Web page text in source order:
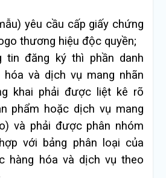
yêu cầu cấp giấy chứng
thương hiệu độc quyền;
tin đăng ký thì phần danh
hóa và dịch vụ mang nhãn
khai phải được liệt kê rõ
phẩm hoặc dịch vụ mang
và phải được phân nhóm
với bảng phân loại của
hàng hóa và dịch vụ theo